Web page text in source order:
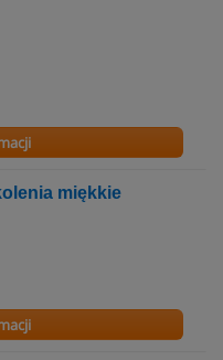
miękkie